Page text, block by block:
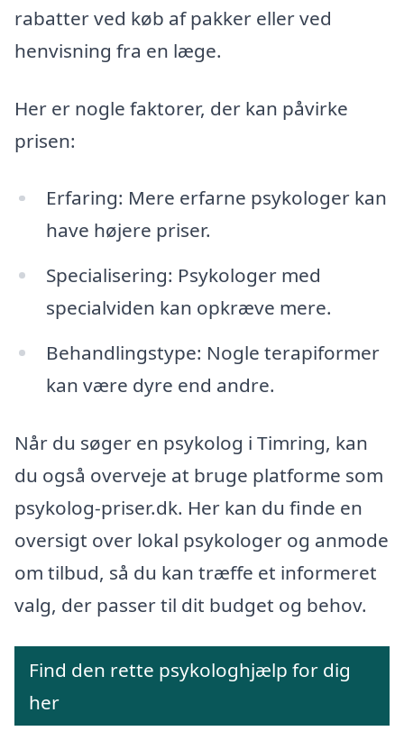
rabatter ved køb af pakker eller ved
henvisning fra en læge.
Her er nogle faktorer, der kan påvirke
prisen:
Erfaring: Mere erfarne psykologer kan
have højere priser.
Specialisering: Psykologer med
specialviden kan opkræve mere.
Behandlingstype: Nogle terapiformer
kan være dyre end andre.
Når du søger en psykolog i Timring, kan
du også overveje at bruge platforme som
psykolog-priser.dk. Her kan du finde en
oversigt over lokal psykologer og anmode
om tilbud, så du kan træffe et informeret
valg, der passer til dit budget og behov.
Find den rette psykologhjælp for dig
her